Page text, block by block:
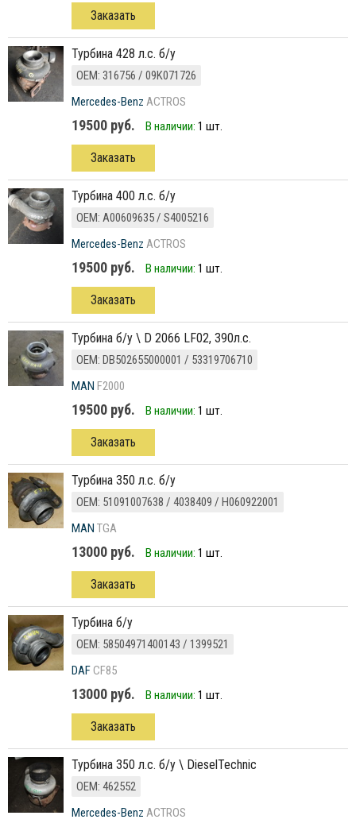
Заказать
турбина 428 л.с. б/у
ОЕМ: 316756 / 09K071726
Mercedes-Benz ACTROS
19500 руб. В наличии: 1 шт.
Заказать
турбина 400 л.с. б/у
ОЕМ: A00609635 / S4005216
Mercedes-Benz ACTROS
19500 руб. В наличии: 1 шт.
Заказать
турбина б/у \ D 2066 LF02, 390л.с.
ОЕМ: DB502655000001 / 53319706710
MAN F2000
19500 руб. В наличии: 1 шт.
Заказать
турбина 350 л.с. б/у
ОЕМ: 51091007638 / 4038409 / H060922001
MAN TGA
13000 руб. В наличии: 1 шт.
Заказать
турбина б/у
ОЕМ: 58504971400143 / 1399521
DAFCF85
13000 руб. В наличии: 1 шт.
Заказать
турбина 350 л.с. б/у \ DieselTechnic
ОЕМ: 462552
Mercedes-Benz ACTROS